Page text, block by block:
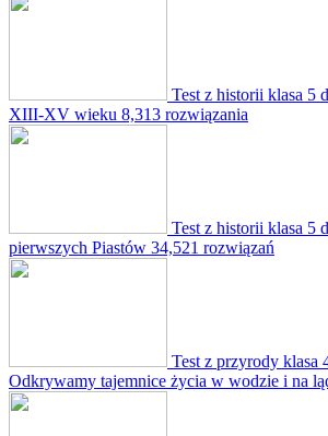
Test z historii klasa 5
XIII-XV wieku 8,313 rozwiązania
Test z historii klasa 5
pierwszych Piastów 34,521 rozwiązań
Test z przyrody klasa
Odkrywamy tajemnice życia w wodzie i na